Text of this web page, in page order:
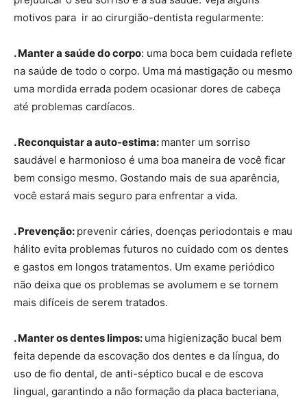
motivos para ir ao cirurgião-dentista regularmente:
. Manter a saúde do corpo: uma boca bem cuidada reflete
na saúde de todo o corpo. Uma má mastigação ou mesmo
uma mordida errada podem ocasionar dores de cabeça
até problemas cardíacos.
. Reconquistar a auto-estima: manter um sorriso
saudável e harmonioso é uma boa maneira de você ficar
bem consigo mesmo. Gostando mais de sua aparência,
você estará mais seguro para enfrentar a vida.
. Prevenção: prevenir cáries, doenças periodontais e mau
hálito evita problemas futuros no cuidado com os dentes
e gastos em longos tratamentos. Um exame periódico
não deixa que os problemas se avolumem e se tornem
mais difíceis de serem tratados.
. Manter os dentes limpos: uma higienização bucal bem
feita depende da escovação dos dentes e da língua, do
uso de fio dental, de anti-séptico bucal e de escova
lingual, garantindo a não formação da placa bacteriana,